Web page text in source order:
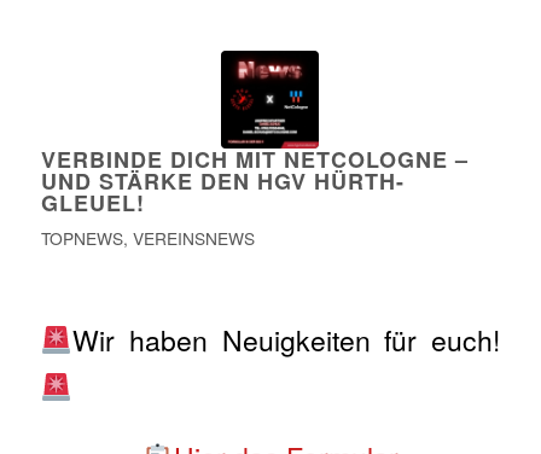
VERBINDE DICH MIT NETCOLOGNE –
UND STÄRKE DEN HGV HÜRTH-
GLEUEL!
TOPNEWS, VEREINSNEWS
Wir haben Neuigkeiten für euch!